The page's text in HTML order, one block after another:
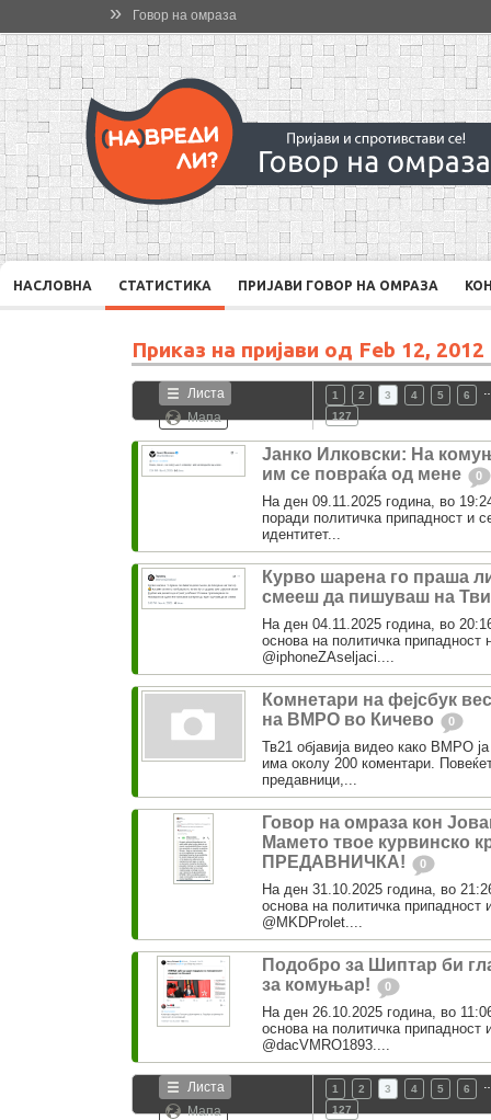
» Говор на омраза
НАСЛОВНА СТАТИСТИКА ПРИЈАВИ ГОВОР НА ОМРАЗА
Приказ на пријави од Feb 12,
Листа
Мапа
1 2 3 4 5 6
127
Јанко Илковски: На
им се повраќа од мене
0
На ден 09.11.2025 година, во
поради политичка припадност и
идентитет...
Курво шарена го праша
смееш да пишуваш на
На ден 04.11.2025 година, во
основа на политичка
@iphoneZAseljaci....
Комнетари на фејсбук
на ВМРО во Кичево
0
Тв21 објавија видео како ВМРО
има околу 200 коментари.
предавници,...
Говор на омраза кон
Мамето твое курвинско
ПРЕДАВНИЧКА!
0
На ден 31.10.2025 година, во
основа на политичка
@MKDProlet....
Подобро за Шиптар би
за комуњар!
0
На ден 26.10.2025 година, во
основа на политичка
@dacVMRO1893....
Листа
Мапа
1 2 3 4 5 6
127